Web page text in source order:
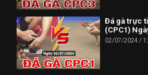
Đá gà trực
(CPC1)
02/07/2024